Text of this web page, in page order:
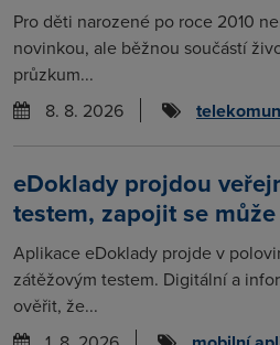
Pro děti narozené po roce 2010
novinkou, ale běžnou součástí
průzkum...
8. 8. 2026
eDoklady projdou
testem, zapojit se
Aplikace eDoklady projde v
zátěžovým testem. Digitální a
ověřit, že...